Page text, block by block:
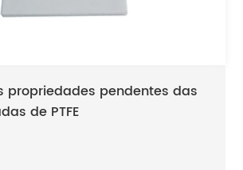
propriedades pendentes das
de PTFE